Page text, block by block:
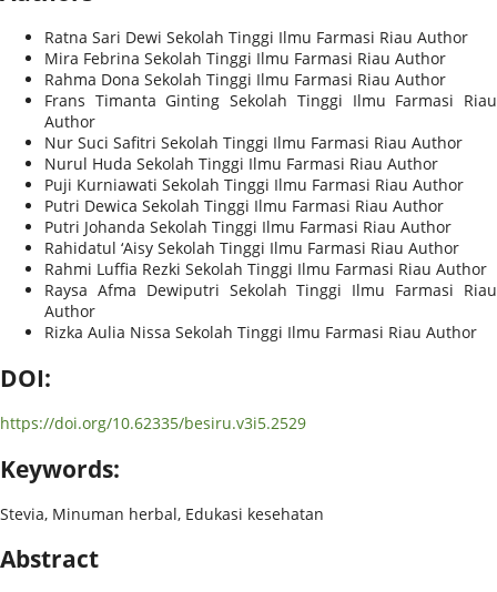
Ratna Sari Dewi Sekolah Tinggi Ilmu Farmasi Riau Author
Mira Febrina Sekolah Tinggi Ilmu Farmasi Riau Author
Rahma Dona Sekolah Tinggi Ilmu Farmasi Riau Author
Frans Timanta GintingSekolah Tinggi Ilmu Farmasi Riau
Author
Nur Suci Safitri Sekolah Tinggi Ilmu Farmasi Riau Author
Nurul Huda Sekolah Tinggi Ilmu Farmasi Riau Author
Puji Kurniawati Sekolah Tinggi Ilmu Farmasi Riau Author
Putri Dewica Sekolah Tinggi Ilmu Farmasi Riau Author
Putri Johanda Sekolah Tinggi Ilmu Farmasi Riau Author
Rahidatul ‘Aisy Sekolah Tinggi Ilmu Farmasi Riau Author
Rahmi Luffia Rezki Sekolah Tinggi Ilmu Farmasi Riau Author
Raysa Afma Dewiputri Sekolah Tinggi Ilmu Farmasi Riau
Author
Rizka Aulia Nissa Sekolah Tinggi Ilmu Farmasi Riau Author
DOI:
https://doi.org/10.62335/besiru.v3i5.2529
Keywords:
Stevia, Minuman herbal, Edukasi kesehatan
Abstract